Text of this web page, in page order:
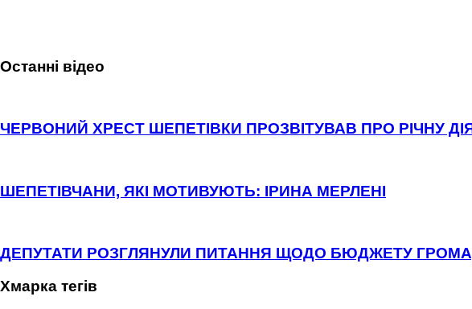
Останні відео
ЧЕРВОНИЙ ХРЕСТ ШЕПЕТІВКИ ПРОЗВІТУВАВ ПРО РІЧНУ
ШЕПЕТІВЧАНИ, ЯКІ МОТИВУЮТЬ: ІРИНА МЕРЛЕНІ
ДЕПУТАТИ РОЗГЛЯНУЛИ ПИТАННЯ ЩОДО БЮДЖЕТУ
Хмарка тегів